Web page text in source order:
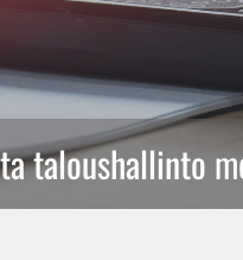
taloushallinto